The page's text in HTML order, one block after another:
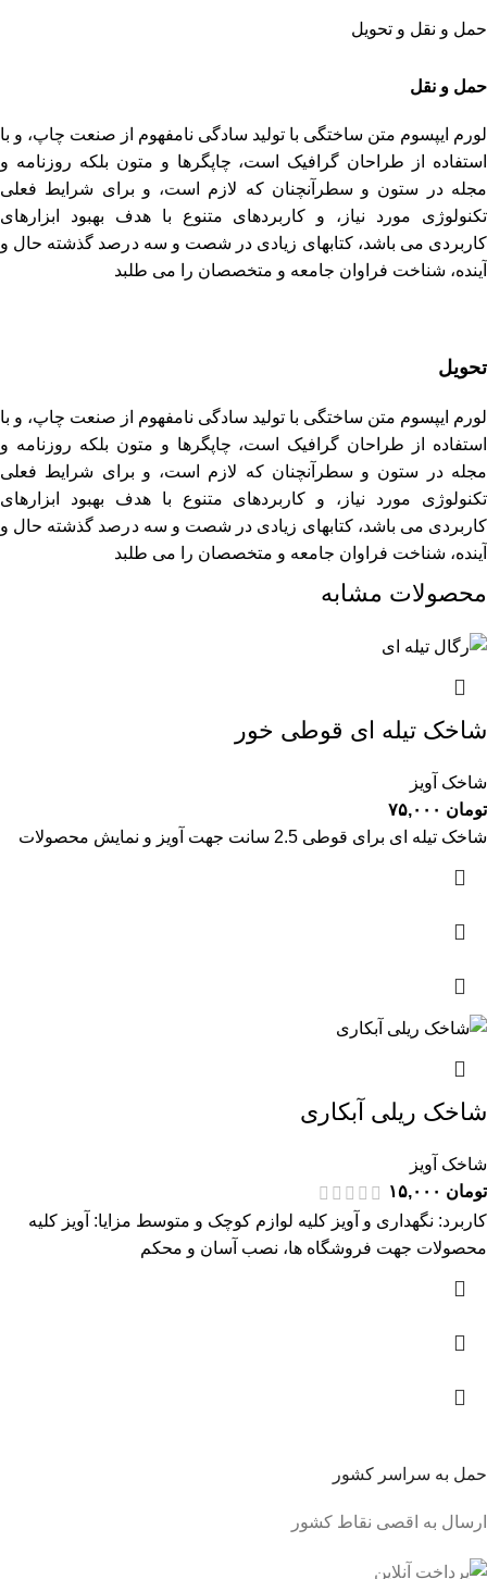
حمل و نقل و تحویل
حمل و نقل
لورم ایپسوم متن ساختگی با تولید سادگی نامفهوم از صنعت چاپ، و با
استفاده از طراحان گرافیک است، چاپگرها و متون بلکه روزنامه و
مجله در ستون و سطرآنچنان که لازم است، و برای شرایط فعلی
تکنولوژی مورد نیاز، و کاربردهای متنوع با هدف بهبود ابزارهای
کاربردی می باشد، کتابهای زیادی در شصت و سه درصد گذشته حال و
آینده، شناخت فراوان جامعه و متخصصان را می طلبد
تحویل
لورم ایپسوم متن ساختگی با تولید سادگی نامفهوم از صنعت چاپ، و با
استفاده از طراحان گرافیک است، چاپگرها و متون بلکه روزنامه و
مجله در ستون و سطرآنچنان که لازم است، و برای شرایط فعلی
تکنولوژی مورد نیاز، و کاربردهای متنوع با هدف بهبود ابزارهای
کاربردی می باشد، کتابهای زیادی در شصت و سه درصد گذشته حال و
آینده، شناخت فراوان جامعه و متخصصان را می طلبد
محصولات مشابه
شاخک تیله ای قوطی خور
شاخک آویز
تومان
شاخک تیله ای برای قوطی 2.5 سانت جهت آویز و نمایش محصولات
شاخک ریلی آبکاری
شاخک آویز
تومان
کاربرد: نگهداری و آویز کلیه لوازم کوچک و متوسط مزایا: آویز کلیه
محصولات جهت فروشگاه ها، نصب آسان و محکم
حمل به سراسر کشور
ارسال به اقصی نقاط کشور